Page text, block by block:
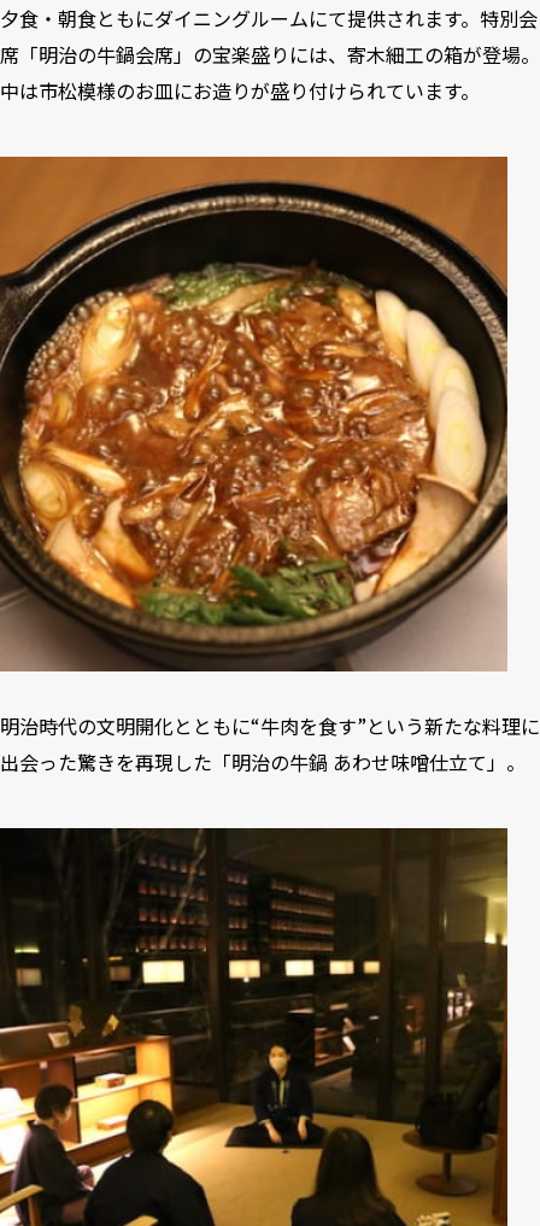
夕食・朝食ともにダイニングルームにて提供されます。特別会
席「明治の牛鍋会席」の宝楽盛りには、寄木細工の箱が登場。
中は市松模様のお皿にお造りが盛り付けられています。
明治時代の文明開化とともに“牛肉を食す”という新たな料理に
出会った驚きを再現した「明治の牛鍋 あわせ味噌仕立て」。